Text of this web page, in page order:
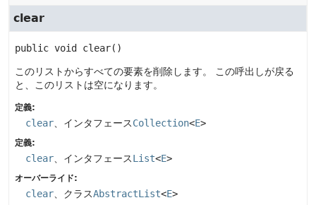
clear
public void clear()
このリストからすべての要素を削除します。
この呼出しが戻る
と、このリストは空になります。
定義:
clear 、インタフェースCollection<E>
定義:
clear 、インタフェースList<E>
オーバーライド:
clear 、クラスAbstractList<E>